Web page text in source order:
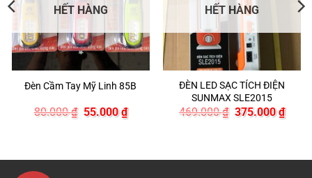
HẾT HÀNG
Đèn Cầm Tay Mỹ Linh 85B
80.000₫ Giá
55.000₫Giá
hiện
HẾT HÀNG
ĐÈN LED SẠC TÍCH ĐIỆN
SUNMAX SLE2015
469.000₫ Giá
375.000₫Giá
hiện